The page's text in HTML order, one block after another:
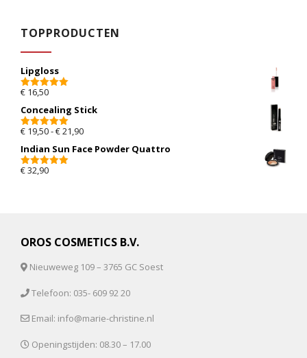
TOPPRODUCTEN
Lipgloss
5.00van 5
€ 16,50
Concealing Stick
5.00van 5
€ 19,50-€21,90Prijsklasse: € 19,50 tot € 21,90
Indian Sun Face Powder Quattro
5.00van 5
€32,90
OROS COSMETICS B.V.
Nieuweweg 109 – 3765 GC Soest
Telefoon: 035- 609 92 20
Email: info@marie-christine.nl
Openingstijden: 08.30 – 17.00